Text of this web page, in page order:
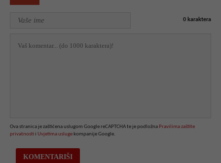
0 karaktera
Ova stranica je zaštićena uslugom Google reCAPTCHA te je podložna Pravilima zaštite
privatnosti i Uvjetima usluge kompanije Google.